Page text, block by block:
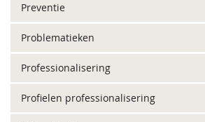
Preventie
Problematieken
Professionalisering
Profielen professionalisering